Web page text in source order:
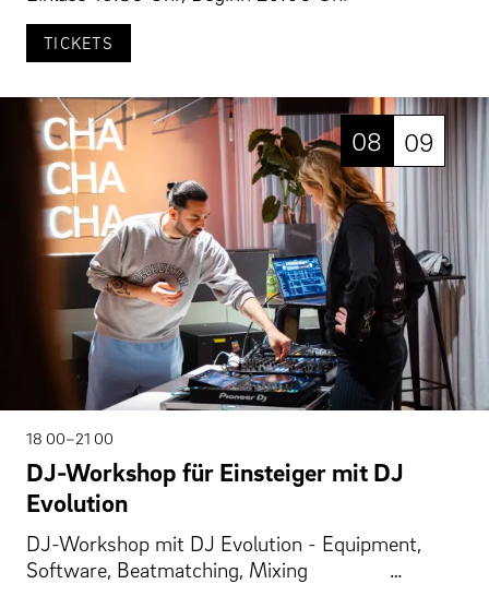
TICKETS
08 09
18 00–21 00
DJ-Workshop für Einsteiger mit DJ
Evolution
DJ-Workshop mit DJ Evolution - Equipment,
Software, Beatmatching, Mixing …